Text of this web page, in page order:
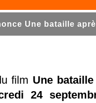
Une bataille
film Une
24